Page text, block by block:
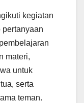
kegiatan
pertanyaan
materi,
untuk
serta
teman.